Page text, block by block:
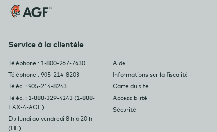
Service à la clientèle
Téléphone : 1-800-267-7630
Téléphone : 905-214-8203
Téléc. : 905-214-8243
Téléc. : 1-888-329-4243 (1-888-
FAX-4-AGF)
Du lundi au vendredi 8 h à 20 h
(HE)
Aide
Informations sur la fiscalité
Carte du site
Accessibilité
Sécurité